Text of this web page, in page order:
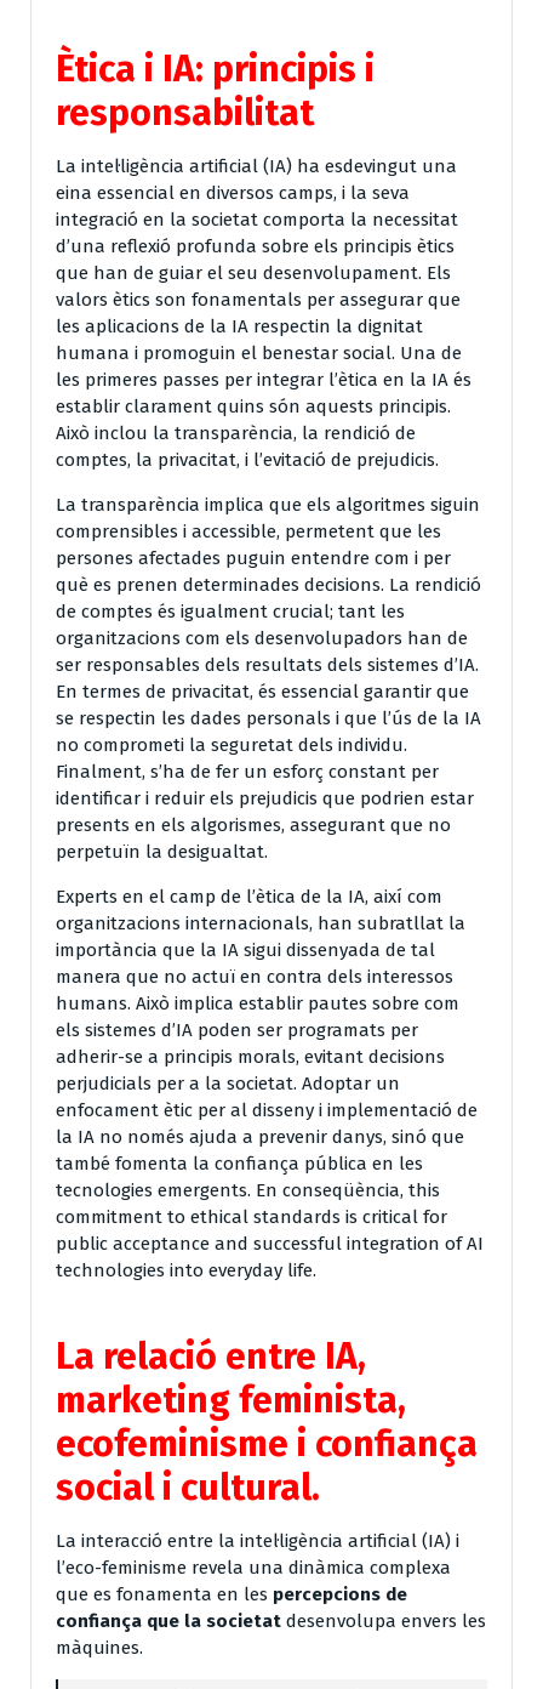
Ètica i IA: principis i
responsabilitat
La intel·ligència artificial (IA) ha esdevingut una
eina essencial en diversos camps, i la seva
integració en la societat comporta la necessitat
d’una reflexió profunda sobre els principis ètics
que han de guiar el seu desenvolupament. Els
valors ètics son fonamentals per assegurar que
les aplicacions de la IA respectin la dignitat
humana i promoguin el benestar social. Una de
les primeres passes per integrar l’ètica en la IA és
establir clarament quins són aquests principis.
Això inclou la transparència, la rendició de
comptes, la privacitat, i l’evitació de prejudicis.
La transparència implica que els algoritmes siguin
comprensibles i accessible, permetent que les
persones afectades puguin entendre com i per
què es prenen determinades decisions. La rendició
de comptes és igualment crucial; tant les
organitzacions com els desenvolupadors han de
ser responsables dels resultats dels sistemes d’IA.
En termes de privacitat, és essencial garantir que
se respectin les dades personals i que l’ús de la IA
no comprometi la seguretat dels individu.
Finalment, s’ha de fer un esforç constant per
identificar i reduir els prejudicis que podrien estar
presents en els algorismes, assegurant que no
perpetuïn la desigualtat.
Experts en el camp de l’ètica de la IA, així com
organitzacions internacionals, han subratllat la
importància que la IA sigui dissenyada de tal
manera que no actuï en contra dels interessos
humans. Això implica establir pautes sobre com
els sistemes d’IA poden ser programats per
adherir-se a principis morals, evitant decisions
perjudicials per a la societat. Adoptar un
enfocament ètic per al disseny i implementació de
la IA no només ajuda a prevenir danys, sinó que
també fomenta la confiança pública en les
tecnologies emergents. En conseqüència, this
commitment to ethical standards is critical for
public acceptance and successful integration of AI
technologies into everyday life.
La relació entre IA,
marketing feminista,
ecofeminisme i confiança
social i cultural.
La interacció entre la intel·ligència artificial (IA) i
l’eco-feminisme revela una dinàmica complexa
que es fonamenta en les percepcions de
confiança que la societat desenvolupa envers les
màquines.